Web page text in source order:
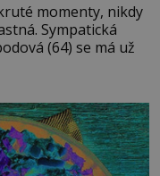
momenty, nikdy
(64) se má už